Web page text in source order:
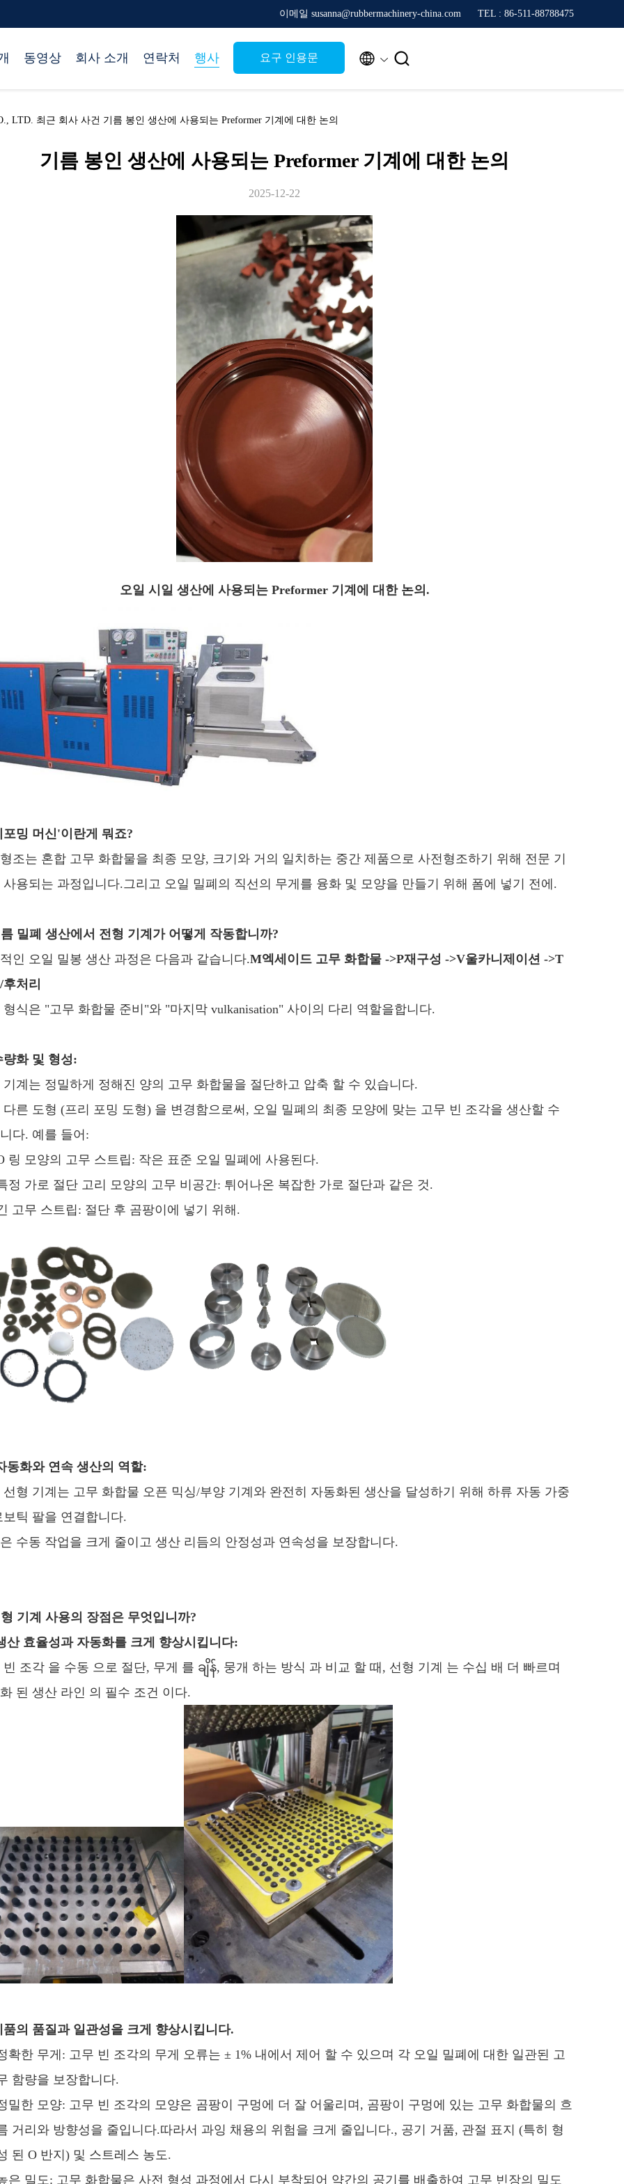
이메일 susanna@rubbermachinery-china.com TEL : 86-511-88788475
동영상 회사 소개 연락처 행사 요구 인용문  
LTD. 최근 회사 사건 기름 봉인 생산에 사용되는 Preformer 기계에 대한 논의
기름 봉인 생산에 사용되는 Preformer 기계에 대한 논의
2025-12-22
오일 시일 생산에 사용되는 Preformer 기계에 대한 논의.
밍 머신'이란게 뭐죠?
조는 혼합 고무 화합물을 최종 모양, 크기와 거의 일치하는 중간 제품으로 사전형조하기 위해 전문 기
사용되는 과정입니다.그리고 오일 밀폐의 직선의 무게를 융화 및 모양을 만들기 위해 폼에 넣기 전에.
밀폐 생산에서 전형 기계가 어떻게 작동합니까?
인 오일 밀봉 생산 과정은 다음과 같습니다.M엑세이드 고무 화합물 ->P재구성 ->V울카니제이션 ->T
처리
형식은 "고무 화합물 준비"와 "마지막 vulkanisation" 사이의 다리 역할을합니다.
량화 및 형성:
기계는 정밀하게 정해진 양의 고무 화합물을 절단하고 압축 할 수 있습니다.
다른 도형 (프리 포밍 도형) 을 변경함으로써, 오일 밀폐의 최종 모양에 맞는 고무 빈 조각을 생산할 수
다. 예를 들어:
링 모양의 고무 스트립: 작은 표준 오일 밀폐에 사용된다.
정 가로 절단 고리 모양의 고무 비공간: 튀어나온 복잡한 가로 절단과 같은 것.
고무 스트립: 절단 후 곰팡이에 넣기 위해.
동화와 연속 생산의 역할:
선형 기계는 고무 화합물 오픈 믹싱/부양 기계와 완전히 자동화된 생산을 달성하기 위해 하류 자동 가중
보틱 팔을 연결합니다.
수동 작업을 크게 줄이고 생산 리듬의 안정성과 연속성을 보장합니다.
기계 사용의 장점은 무엇입니까?
산 효율성과 자동화를 크게 향상시킵니다:
빈 조각 을 수동 으로 절단, 무게 를 ချိန်, 뭉개 하는 방식 과 비교 할 때, 선형 기계 는 수십 배 더 빠르며
된 생산 라인 의 필수 조건 이다.
품의 품질과 일관성을 크게 향상시킵니다.
확한 무게: 고무 빈 조각의 무게 오류는 ± 1% 내에서 제어 할 수 있으며 각 오일 밀폐에 대한 일관된 고
함량을 보장합니다.
밀한 모양: 고무 빈 조각의 모양은 곰팡이 구멍에 더 잘 어울리며, 곰팡이 구멍에 있는 고무 화합물의 흐
거리와 방향성을 줄입니다.따라서 과잉 채용의 위험을 크게 줄입니다., 공기 거품, 관절 표지 (특히 형
된 O 반지) 및 스트레스 농도.
은 밀도: 고무 화합물은 사전 형성 과정에서 다시 부착되어 약간의 공기를 배출하여 고무 빈장의 밀도